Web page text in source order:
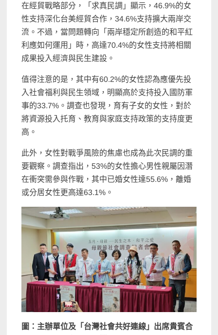
在經貿戰略部分，「求真民調」顯示，46.9%的女
性支持深化台美經貿合作，34.6%支持擴大兩岸交
流。不過，當問題轉向「兩岸穩定所創造的和平紅
利應如何運用」時，高達70.4%的女性支持將相關
成果投入經濟與民生建設。
值得注意的是，其中有60.2%的女性認為應優先投
入社會福利與民生領域，明顯高於支持投入國防軍
事的33.7%。調查也發現，育有子女的女性，對於
將資源投入托育、教育與家庭支持政策的支持度更
高。
此外，女性對戰爭風險的焦慮也成為此次民調的重
要觀察。調查指出，53%的女性擔心男性親屬因潛
在衝突需參與作戰，其中已婚女性達55.6%，離婚
或分居女性更高達63.1%。
圖：主辦單位及「台灣社會共好連線」出席貴賓合